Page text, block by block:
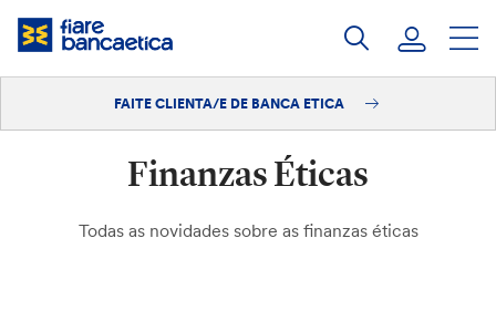
Saltar
FAITE CLIENTA/E DE BANCA ETICA
Finanzas Éticas
Todas as novidades sobre as finanzas éticas